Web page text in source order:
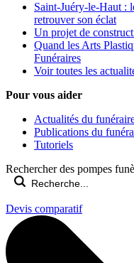
Saint-Juéry-le-Haut :
retrouver son éclat
Un projet de
Quand les Arts
Funéraires
Voir toutes les
Pour vous aider
Actualités du
Publications du
Tutoriels
Rechercher des pompes
Devis comparatif